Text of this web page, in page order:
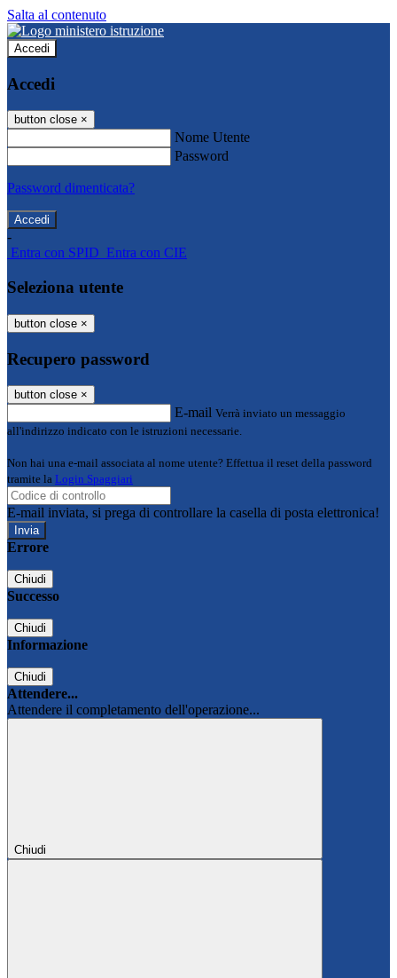
Salta al contenuto
Accedi
Accedi
button close ×
Nome Utente
Password
Password dimenticata?
-
Entra con SPID Entra con CIE
Seleziona utente
button close ×
Recupero password
button close ×
E-mail Verrà inviato un messaggio
all'indirizzo indicato con le istruzioni necessarie.
Non hai una e-mail associata al nome utente? Effettua il reset della password
tramite la Login Spaggiari
E-mail inviata, si prega di controllare la casella di posta elettronica!
Errore
Chiudi
Successo
Chiudi
Informazione
Chiudi
Attendere...
Attendere il completamento dell'operazione...
Chiudi